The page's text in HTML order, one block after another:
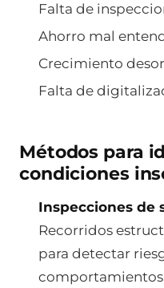
Falta de
Ahorro mal
Crecimiento
Falta de
Métodos para
condiciones
Inspecciones de
Recorridos
para detectar
comportamientos